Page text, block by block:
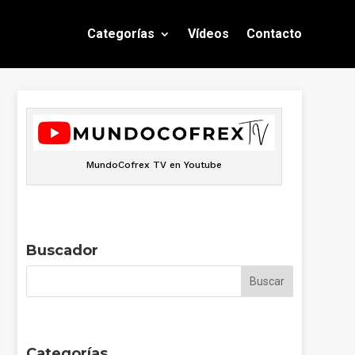
Categorías Vídeos Contacto
MundoCofrex TV en Youtube
Buscador